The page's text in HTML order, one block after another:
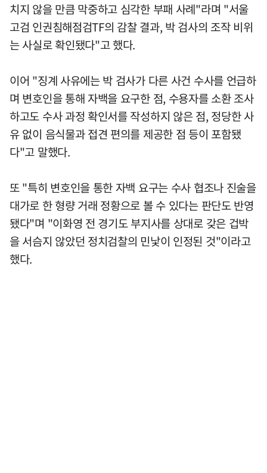
치지 않을 만큼 막중하고 심각한 부패 사례"라며 "서울
고검 인권침해점검TF의 감찰 결과, 박 검사의 조작 비위
는 사실로 확인됐다"고 했다.
이어 "징계 사유에는 박 검사가 다른 사건 수사를 언급하
며 변호인을 통해 자백을 요구한 점, 수용자를 소환 조사
하고도 수사 과정 확인서를 작성하지 않은 점, 정당한 사
유 없이 음식물과 접견 편의를 제공한 점 등이 포함됐
다"고 말했다.
또 "특히 변호인을 통한 자백 요구는 수사 협조나 진술을
대가로 한 형량 거래 정황으로 볼 수 있다는 판단도 반영
됐다"며 "이화영 전 경기도 부지사를 상대로 갖은 겁박
을 서슴지 않았던 정치검찰의 민낯이 인정된 것"이라고
했다.